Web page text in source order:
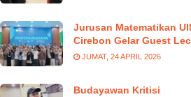
Jurusan Matematikan
Cirebon Gelar Guest
JUMAT, 24 APRIL 2026
Budayawan Kritisi